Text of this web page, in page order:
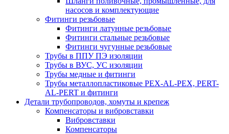
насосов и комплектующие
Фитинги резьбовые
Фитинги латунные резьбовые
Фитинги стальные резьбовые
Фитинги чугунные резьбовые
Трубы в ППУ ПЭ изоляции
Трубы в ВУС, УС изоляции
Трубы медные и фитинги
Трубы металлопластиковые PEX-AL-PEX, PERT-
AL-PERT и фитинги
Детали трубопроводов, хомуты и крепеж
Компенсаторы и вибровставки
Вибровставки
Компенсаторы